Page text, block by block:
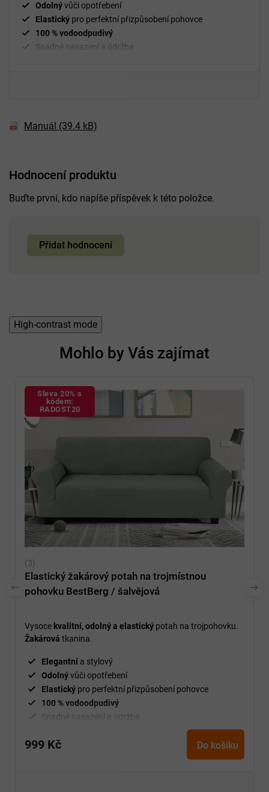
Odolnývůči opotřebení
Elastický pro perfektní přizpůsobení pohovce
100 % vodoodpudivý
Snadné nasazení a údržba
Manuál (39.4 kB)
Hodnocení produktu
Buďte první, kdo napíše příspěvek k této položce.
Přidat hodnocení
High-contrast mode
Mohlo by Vás zajímat
Sleva 20% s
kódem:
RADOST20
Elastický žakárový potah na trojmístnou
pohovku BestBerg / šalvějová
Vysoce kvalitní, odolný a elastický potah na trojpohovku.
Žakárová tkanina.
Elegantní a stylový
Odolnývůči opotřebení
Elastický pro perfektní přizpůsobení pohovce
100 % vodoodpudivý
Snadné nasazení a údržba
Fixační válečky
999 Kč Do košíku